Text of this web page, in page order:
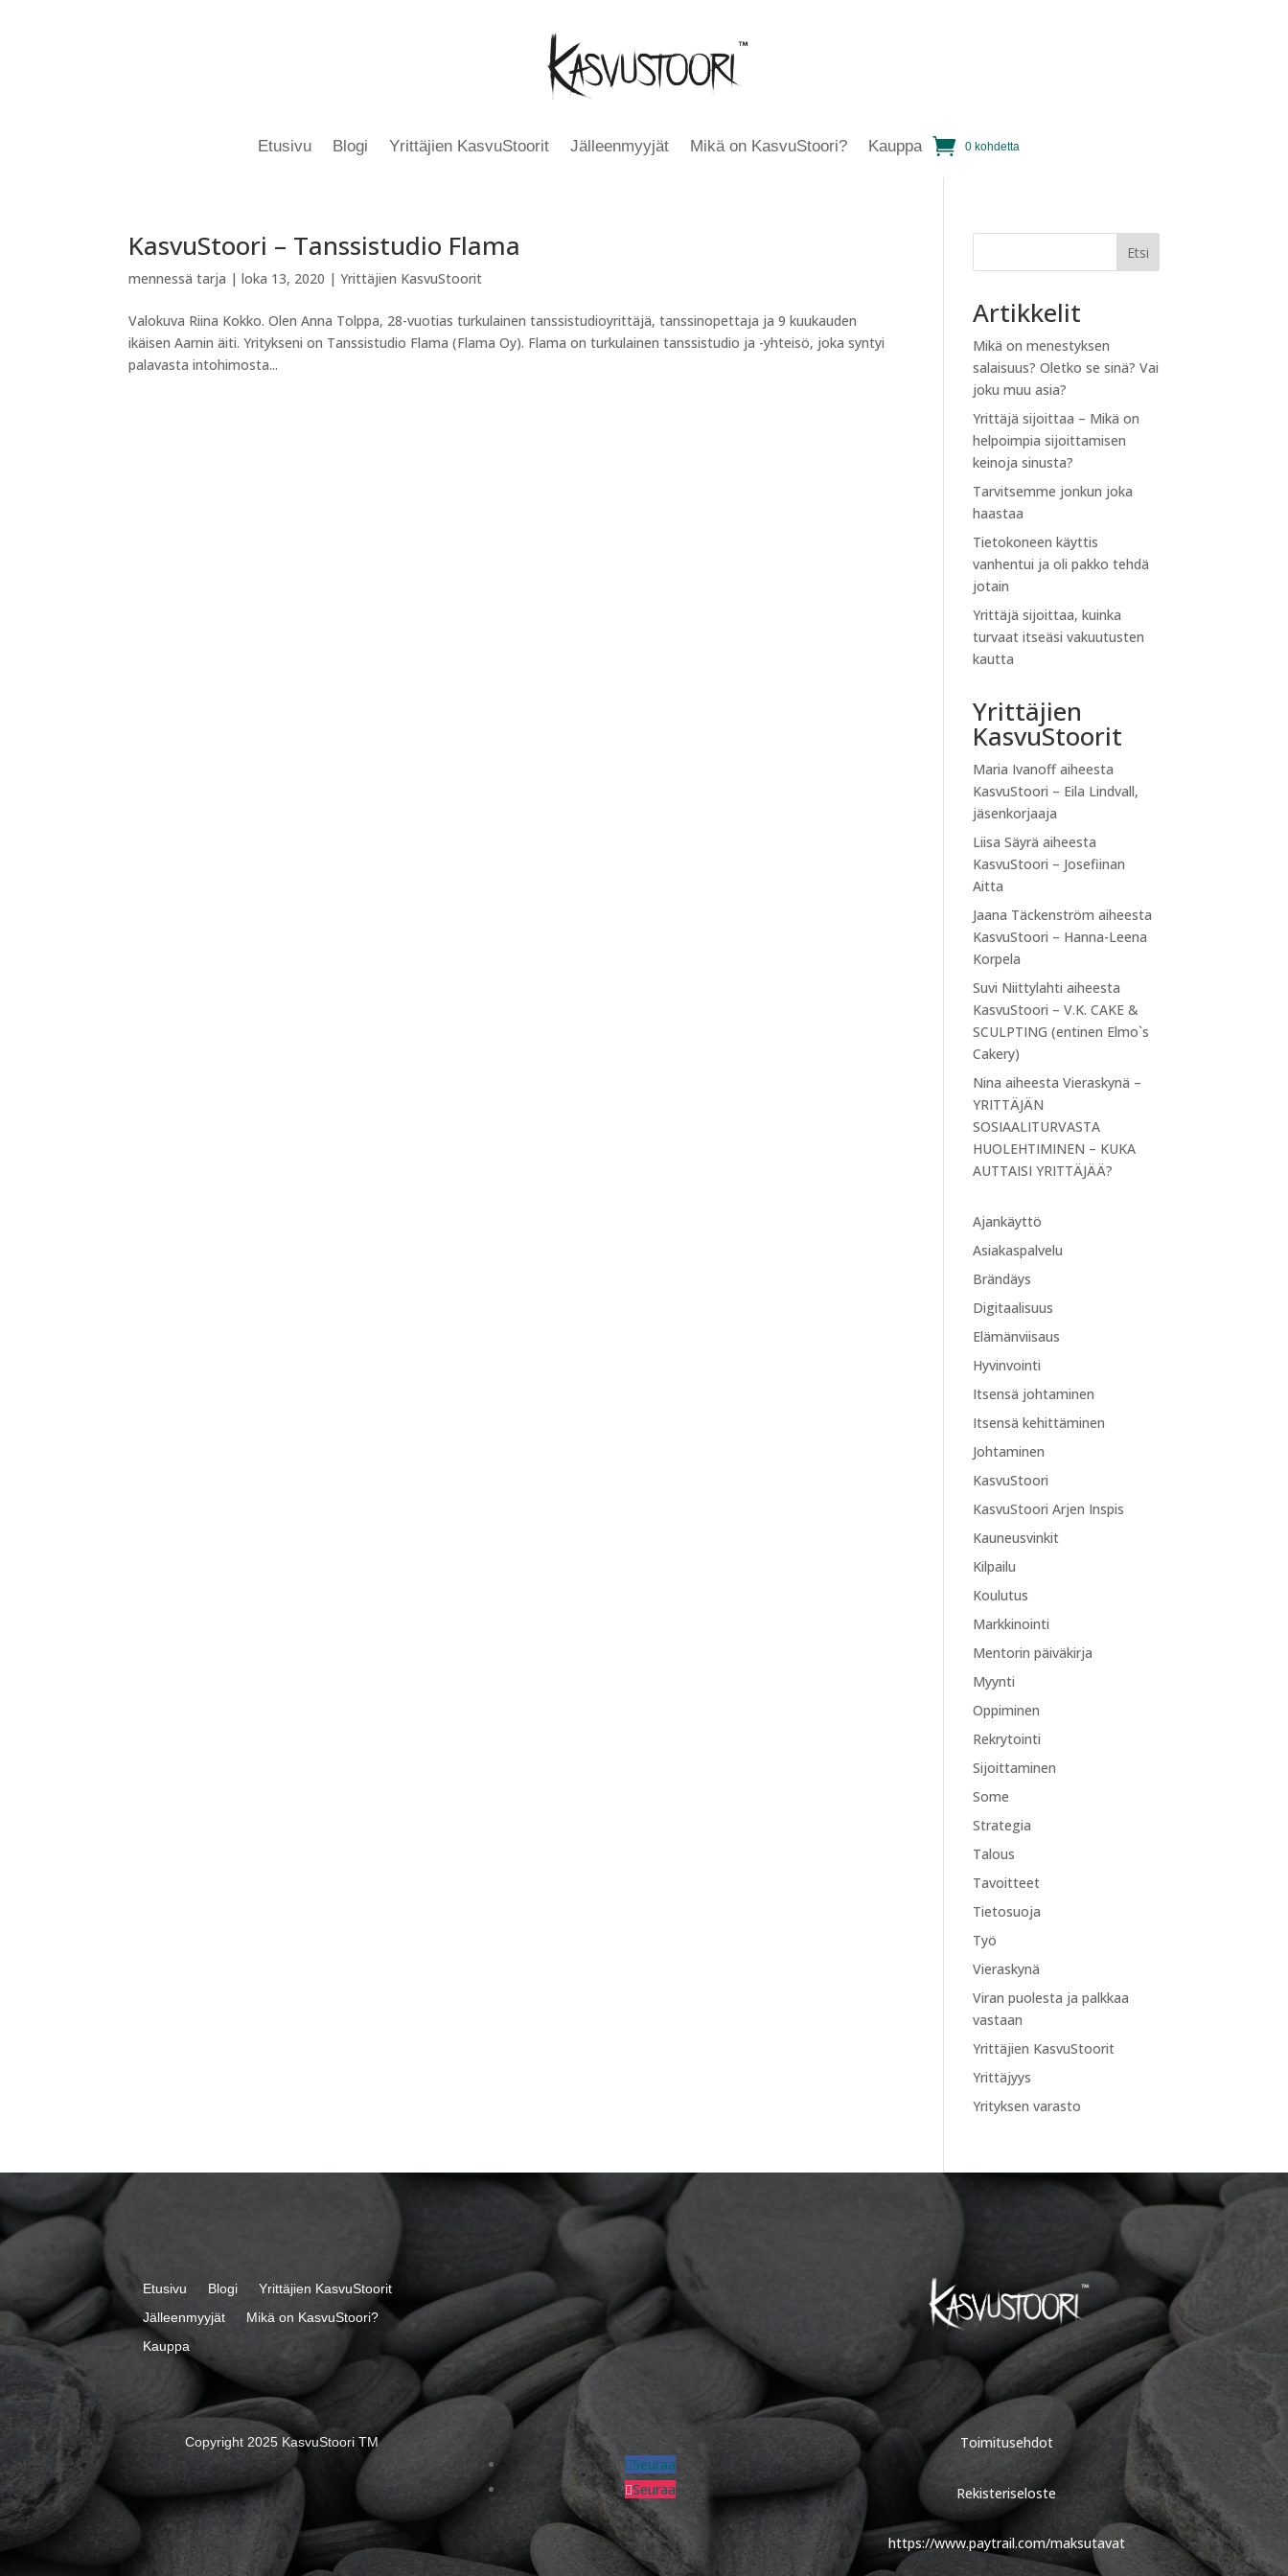
Etusivu Blogi Yrittäjien KasvuStoorit Jälleenmyyjät Mikä on KasvuStoori? Kauppa 0 kohdetta
KasvuStoori – Tanssistudio Flama
mennessätarja |loka 13, 2020 |Yrittäjien KasvuStoorit
Valokuva Riina Kokko. Olen Anna Tolppa, 28-vuotias turkulainen tanssistudioyrittäjä, tanssinopettaja ja 9 kuukauden
ikäisen Aarnin äiti. Yritykseni on Tanssistudio Flama (Flama Oy). Flama on turkulainen tanssistudio ja -yhteisö, joka syntyi
palavasta intohimosta...
Etsi
Artikkelit
Mikä on menestyksen
salaisuus? Oletko se sinä? Vai
joku muu asia?
Yrittäjä sijoittaa – Mikä on
helpoimpia sijoittamisen
keinoja sinusta?
Tarvitsemme jonkun joka
haastaa
Tietokoneen käyttis
vanhentui ja oli pakko tehdä
jotain
Yrittäjä sijoittaa, kuinka
turvaat itseäsi vakuutusten
kautta
Yrittäjien
KasvuStoorit
Maria Ivanoffaiheesta
KasvuStoori – Eila Lindvall,
jäsenkorjaaja
Liisa Säyrä aiheesta
KasvuStoori – Josefiinan
Aitta
Jaana Täckenström aiheesta
KasvuStoori – Hanna-Leena
Korpela
Suvi Niittylahti aiheesta
KasvuStoori – V.K. CAKE &
SCULPTING (entinen Elmo`s
Cakery)
Nina aiheestaVieraskynä –
YRITTÄJÄN
SOSIAALITURVASTA
HUOLEHTIMINEN – KUKA
AUTTAISI YRITTÄJÄÄ?
Ajankäyttö
Asiakaspalvelu
Brändäys
Digitaalisuus
Elämänviisaus
Hyvinvointi
Itsensä johtaminen
Itsensä kehittäminen
Johtaminen
KasvuStoori
KasvuStoori Arjen Inspis
Kauneusvinkit
Kilpailu
Koulutus
Markkinointi
Mentorin päiväkirja
Myynti
Oppiminen
Rekrytointi
Sijoittaminen
Some
Strategia
Talous
Tavoitteet
Tietosuoja
Työ
Vieraskynä
Viran puolesta ja palkkaa
vastaan
Yrittäjien KasvuStoorit
Yrittäjyys
Yrityksen varasto
Etusivu Blogi
Yrittäjien KasvuStoorit
Jälleenmyyjät
Mikä on KasvuStoori?
Kauppa
Copyright 2025 KasvuStoori TM
Seuraa
Seuraa
Toimitusehdot
Rekisteriseloste
https://www.paytrail.com/maksutavat